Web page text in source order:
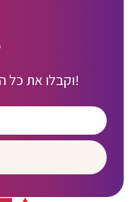
וקבלו את כל הדילים החמים ישר למייל!